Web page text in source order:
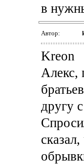
в
Автор:
Krеon
Алекс,
другу